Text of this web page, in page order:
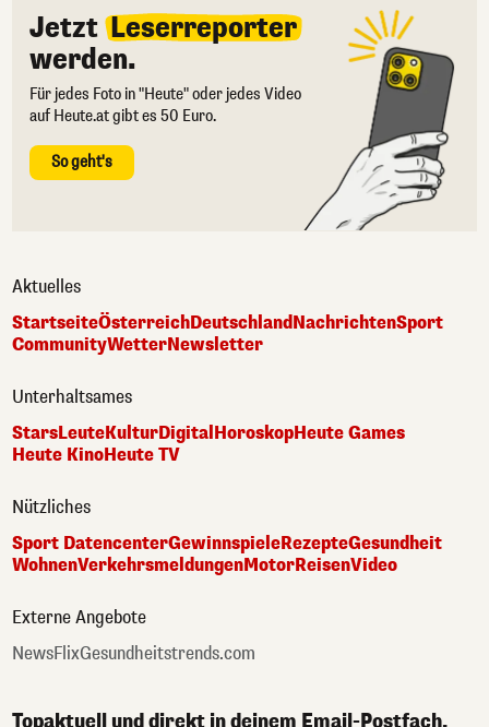
Jetzt Leserreporter
werden.
Für jedes Foto in "Heute" oder jedes Video
auf Heute.at gibt es 50 Euro.
So geht's
Aktuelles
StartseiteÖsterreichDeutschlandNachrichtenSport
CommunityWetterNewsletter
Unterhaltsames
StarsLeuteKulturDigital HoroskopHeute Games
Heute KinoHeute TV
Nützliches
Sport DatencenterGewinnspieleRezepteGesundheit
WohnenVerkehrsmeldungenMotorReisenVideo
Externe Angebote
NewsFlixGesundheitstrends.com
Topaktuell und direkt in deinem Email-Postfach.